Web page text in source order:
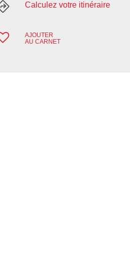
Calculez votre itinéraire
AJOUTER
AU CARNET